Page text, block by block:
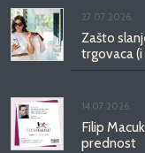
27.07.2026.
Zašto
trgovaca
14.07.2026.
Filip
prednost